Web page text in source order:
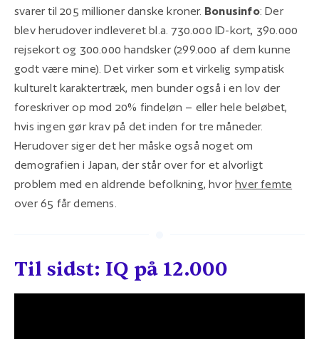
svarer til 205 millioner danske kroner. Bonusinfo: Der
blev herudover indleveret bl.a. 730.000 ID-kort, 390.000
rejsekort og 300.000 handsker (299.000 af dem kunne
godt være mine). Det virker som et virkelig sympatisk
kulturelt karaktertræk, men bunder også i en lov der
foreskriver op mod 20% findeløn – eller hele beløbet,
hvis ingen gør krav på det inden for tre måneder.
Herudover siger det her måske også noget om
demografien i Japan, der står over for et alvorligt
problem med en aldrende befolkning, hvorhver femte
over 65 får demens.
Til sidst: IQ på 12.000